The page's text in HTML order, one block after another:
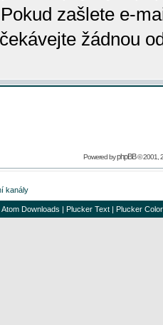
zašlete e-
žádnou
Powered byphpBB© 2001,
kanály
Atom Downloads | Plucker Text | Plucker Color